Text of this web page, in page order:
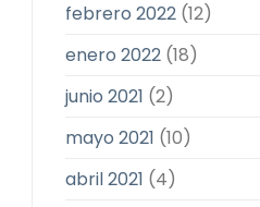
febrero 2022(12)
enero 2022(18)
junio 2021 (2)
mayo 2021 (10)
abril 2021 (4)